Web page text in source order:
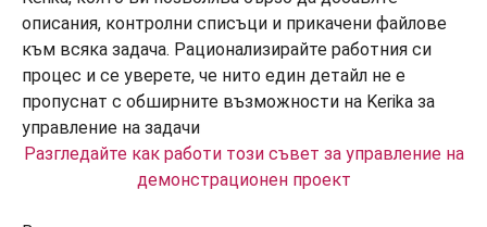
Разгледайте как работи този съвет за управление на
демонстрационен проект